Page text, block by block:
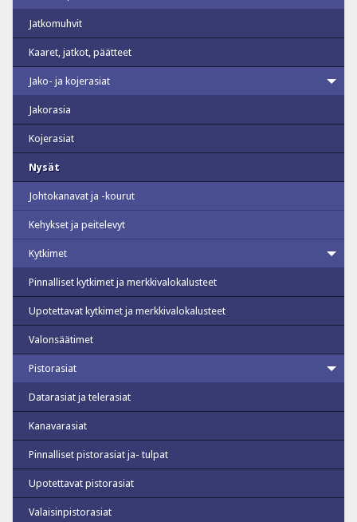
Jatkomuhvit
Kaaret, jatkot, päätteet
Jako- ja kojerasiat
Jakorasia
Kojerasiat
Nysät
Johtokanavat ja -kourut
Kehykset ja peitelevyt
Kytkimet
Pinnalliset kytkimet ja merkkivalokalusteet
Upotettavat kytkimet ja merkkivalokalusteet
Valonsäätimet
Pistorasiat
Datarasiat ja telerasiat
Kanavarasiat
Pinnalliset pistorasiat ja- tulpat
Upotettavat pistorasiat
Valaisinpistorasiat